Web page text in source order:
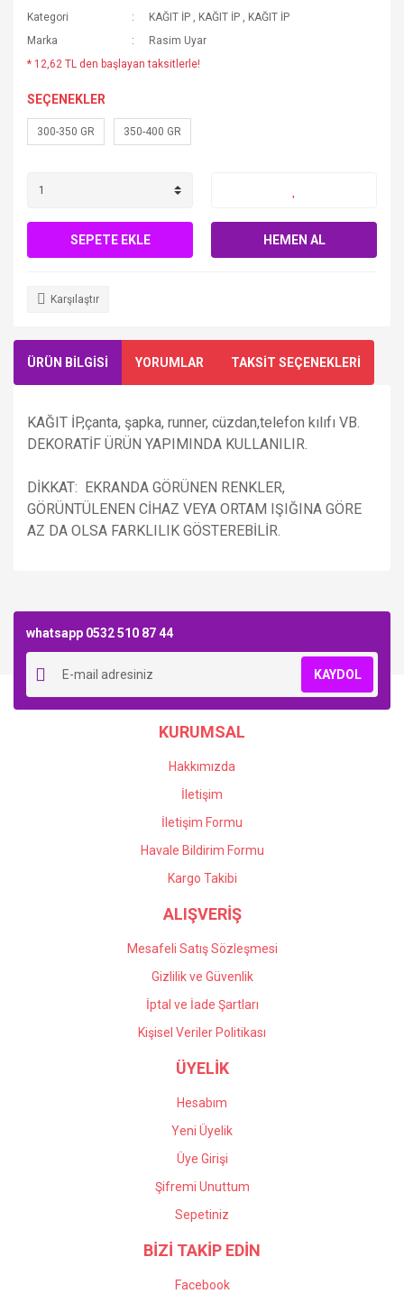
Kategori KAĞIT İP , KAĞIT İP , KAĞIT İP
Marka
Rasim Uyar
* 12,62 TL den başlayan taksitlerle!
SEÇENEKLER
300-350 GR 350-400 GR
SEPETE EKLE HEMEN AL
Karşılaştır
ÜRÜN BİLGİSİ YORUMLAR TAKSİT SEÇENEKLERİ
KAĞIT İP,çanta, şapka, runner, cüzdan,telefon kılıfı VB.
DEKORATİF ÜRÜN YAPIMINDA KULLANILIR.
DİKKAT: EKRANDA GÖRÜNEN RENKLER,
GÖRÜNTÜLENEN CİHAZ VEYA ORTAM IŞIĞINA GÖRE
AZ DA OLSA FARKLILIK GÖSTEREBİLİR.
whatsapp 0532 510 87 44
KAYDOL
KURUMSAL
Hakkımızda
İletişim
İletişim Formu
Havale Bildirim Formu
Kargo Takibi
ALIŞVERİŞ
Mesafeli Satış Sözleşmesi
Gizlilik ve Güvenlik
İptal ve İade Şartları
Kişisel Veriler Politikası
ÜYELİK
Hesabım
Yeni Üyelik
Üye Girişi
Şifremi Unuttum
Sepetiniz
BİZİ TAKİP EDİN
Facebook